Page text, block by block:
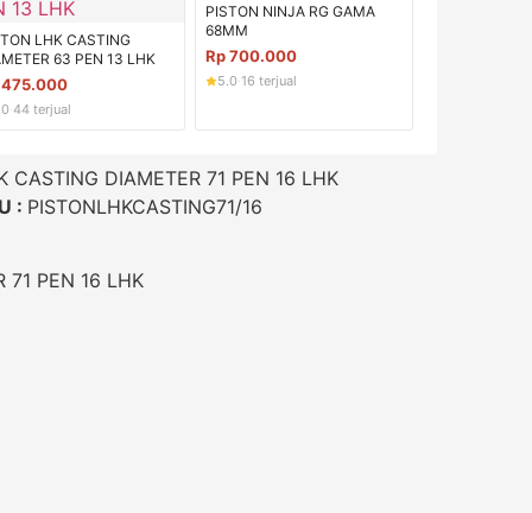
LHK CASTING
63 PEN 13 LHK
475.000
·44 terjual
PISTON NINJA RG GAMA
68MM
Rp700.000
5.0·16 terjual
CASTING DIAMETER 71 PEN 16 LHK
: PISTONLHKCASTING71/16
71 PEN 16 LHK